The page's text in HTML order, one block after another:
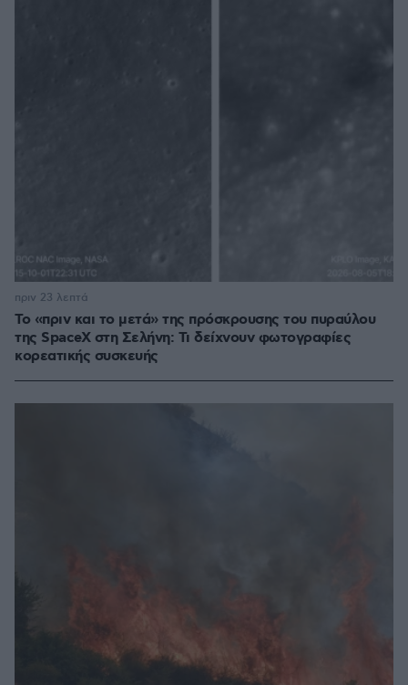
Το «πριν και το μετά» της πρόσκρουσης του πυραύλου
της SpaceX στη Σελήνη: Τι δείχνουν φωτογραφίες
κορεατικής συσκευής
πριν 23 λεπτά